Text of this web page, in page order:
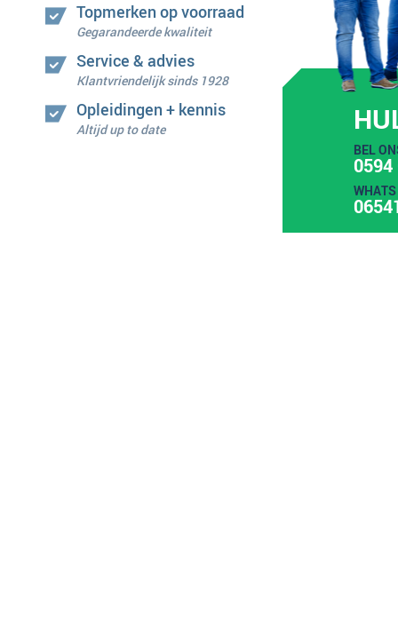
Topmerken op voorraad
Gegarandeerde kwaliteit
Service & advies
Klantvriendelijk sinds 1928
Opleidingen + kennis
Altijd up to date
BEL
0594
WHATS